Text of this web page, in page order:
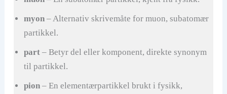
myon– Alternativ skrivemåte for muon, subatomær
partikkel.
part– Betyr del eller komponent, direkte synonym
til partikkel.
pion– En elementærpartikkel brukt i fysikk,